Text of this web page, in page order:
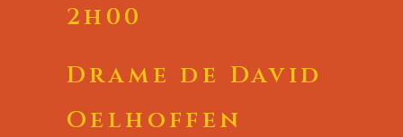
2h00
Drame de David
Oelhoffen